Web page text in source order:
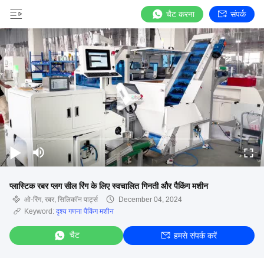
चैट करना संपर्क
प्लास्टिक रबर प्लग सील रिंग के लिए स्वचालित गिनती और पैकिंग मशीन
ओ-रिंग, रबर, सिलिकॉन पार्ट्स
December 04, 2024
Keyword: दृश्य गणना पैकिंग मशीन
चैट हमसे संपर्क करें